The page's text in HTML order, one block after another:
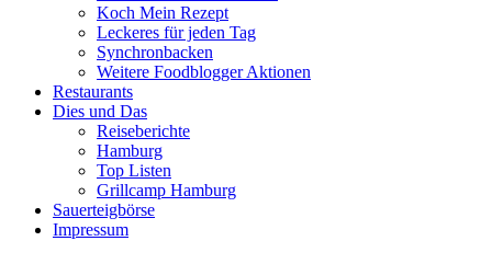
Koch Mein Rezept
Leckeres für jeden Tag
Synchronbacken
Weitere Foodblogger Aktionen
Restaurants
Dies und Das
Reiseberichte
Hamburg
Top Listen
Grillcamp Hamburg
Sauerteigbörse
Impressum